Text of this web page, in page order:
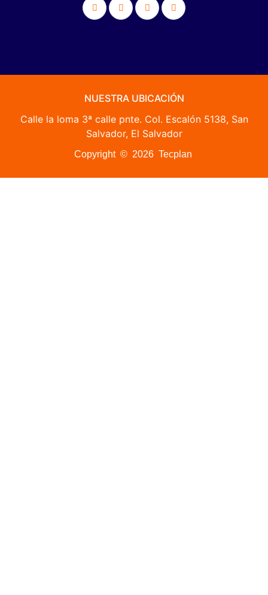
NUESTRA UBICACIÓN
Calle la loma 3ª calle pnte. Col. Escalón 5138, San
Salvador, El Salvador
Copyright © 2026 Tecplan